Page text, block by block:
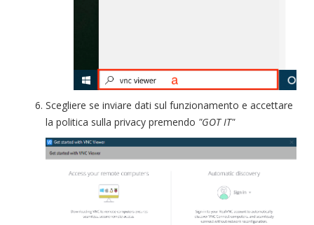
Scegliere se inviare dati sul funzionamento e accettare
la politica sulla privacy premendo "GOT IT"